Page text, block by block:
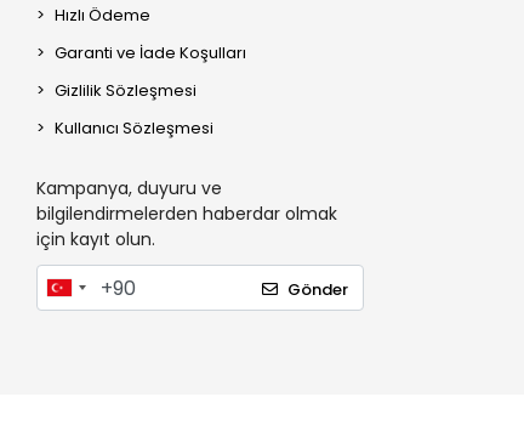
Hızlı Ödeme
Garanti ve İade Koşulları
Gizlilik Sözleşmesi
Kullanıcı Sözleşmesi
Kampanya, duyuru ve
bilgilendirmelerden haberdar olmak
için kayıt olun.
Gönder